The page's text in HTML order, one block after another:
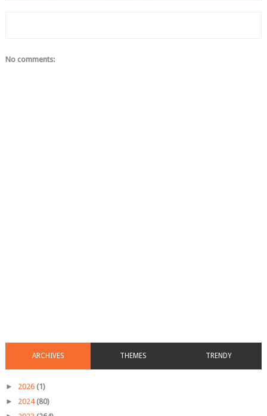
No comments:
ARCHIVES THEMES TRENDY
► 2026 (1)
► 2024 (80)